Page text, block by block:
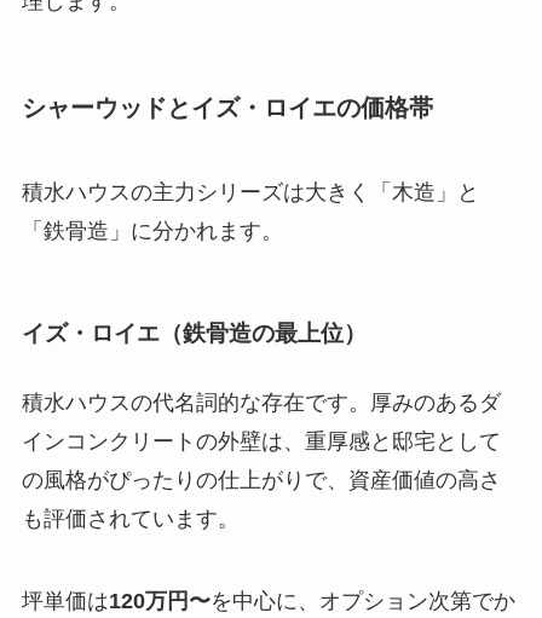
シャーウッドとイズ・ロイエの価格帯
積水ハウスの主力シリーズは大きく「木造」と
「鉄骨造」に分かれます。
イズ・ロイエ（鉄骨造の最上位）
積水ハウスの代名詞的な存在です。厚みのあるダ
インコンクリートの外壁は、重厚感と邸宅として
の風格がぴったりの仕上がりで、資産価値の高さ
も評価されています。
坪単価は120万円〜を中心に、オプション次第でか